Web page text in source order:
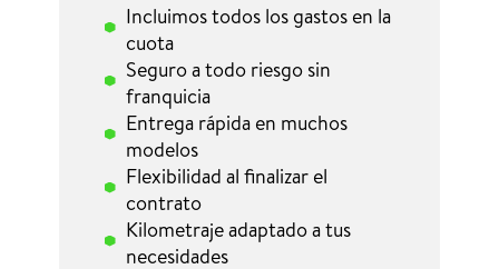
Incluimos todos los gastos en la
cuota
Seguro a todo riesgo sin
franquicia
Entrega rápida en muchos
modelos
Flexibilidad al finalizar el
contrato
Kilometraje adaptado a tus
necesidades